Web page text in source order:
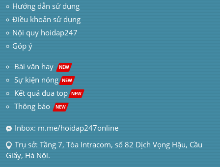
Hướng dẫn sử dụng
Điều khoản sử dụng
Nội quy hoidap247
Góp ý
Bài văn hay NEW
Sự kiện nóng NEW
Kết quả đua top NEW
Thông báo NEW
Inbox: m.me/hoidap247online
Trụ sở: Tầng 7, Tòa Intracom, số 82 Dịch Vọng Hậu, Cầu
Giấy, Hà Nội.